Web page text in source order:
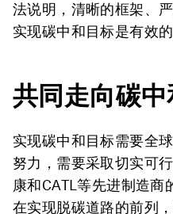
法说明，清晰的框架、
实现碳中和目标是有效的
共同走向碳
实现碳中和目标需要全
努力，需要采取切实可
康和CATL等先进制造商
在实现脱碳道路的前列